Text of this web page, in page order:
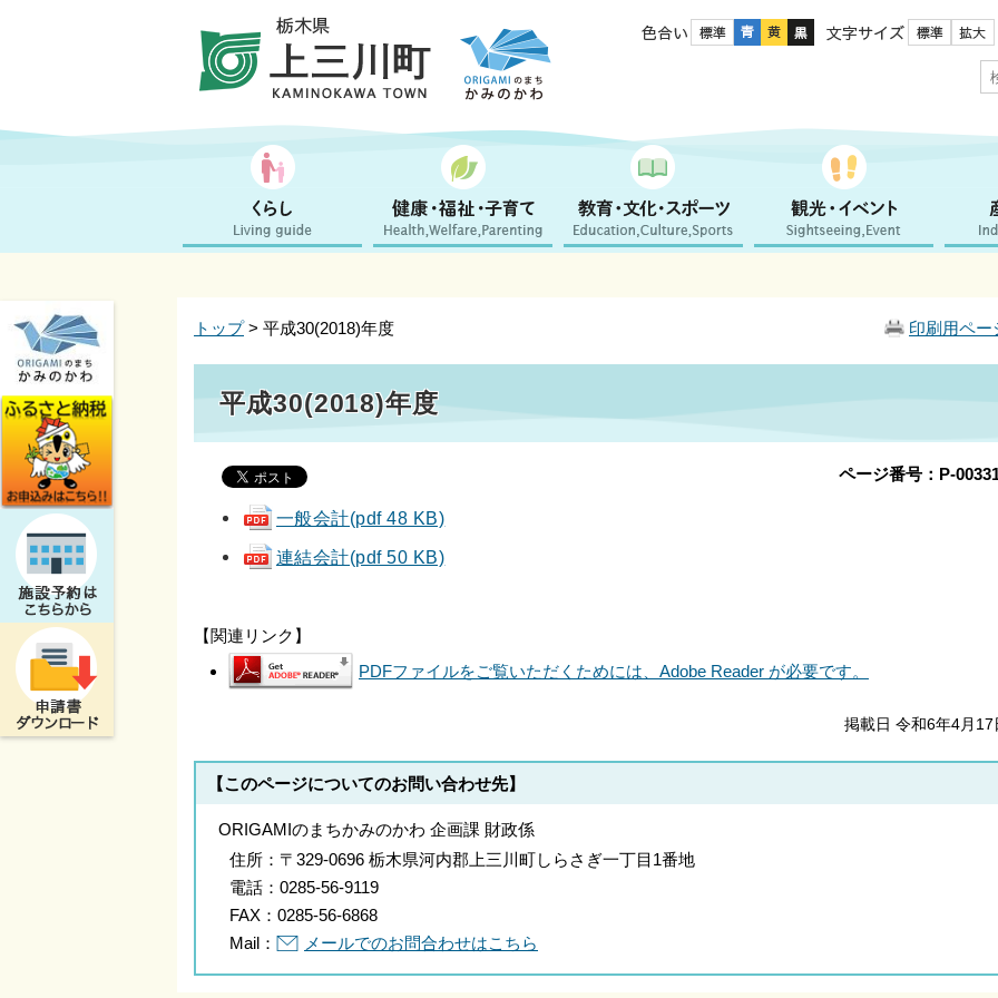
色合い 文字サイズ
印刷用ペー
トップ> 平成30(2018)年度
平成30(2018)年度
ページ番号：P-
一般会計(pdf 48 KB)
連結会計(pdf 50 KB)
【関連リンク】
PDFファイルをご覧いただくためには、Adobe Reader が必要です。
掲載日 令和6年4月17
【このページについてのお問い合わせ先】
ORIGAMIのまちかみのかわ 企画課 財政係
住所： 〒329-0696 栃木県河内郡上三川町しらさぎ一丁目1番地
電話： 0285-56-9119
FAX： 0285-56-6868
Mail：
メールでのお問合わせはこちら